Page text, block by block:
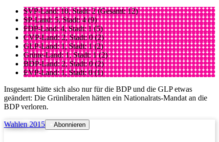
SVP-Land: 10, Stadt: 2 (Gesamt: 12)
SP-Land: 5, Stadt: 4 (9)
FDP-Land: 4, Stadt: 1 (5)
CVP-Land: 2, Stadt: 0 (2)
GLP-Land: 1, Stadt: 1 (2)
Grüne-Land: 1, Stadt: 1 (2)
BDP-Land: 2, Stadt: 0 (2)
EVP-Land: 1, Stadt: 0 (1)
Insgesamt hätte sich also nur für die BDP und die GLP etwas
geändert: Die Grünliberalen hätten ein Nationalrats-Mandat an die
BDP verloren.
Wahlen 2015 Abonnieren